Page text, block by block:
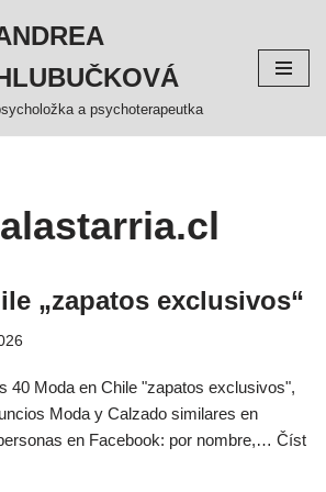
a psychoterapeutka
„zapatos exclusivos“
40 Moda en Chile "zapatos exclusivos",
Moda y Calzado similares en
en Facebook: por nombre,… Číst